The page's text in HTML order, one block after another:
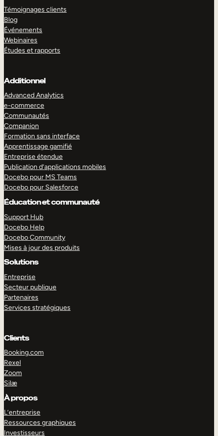
Témoignages clients
Blog
Événements
Webinaires
Études et rapports
Additionnel
Advanced Analytics
e-commerce
Communautés
Companion
Formation sans interface
Apprentissage gamifié
Entreprise étendue
Publication d’applications mobiles
Docebo pour MS Teams
Docebo pour Salesforce
Éducation et communauté
Support Hub
Docebo Help
Docebo Community
Mises à jour des produits
Solutions
Entreprise
Secteur publique
Partenaires
Services stratégiques
Clients
Booking.com
Rexel
Zoom
Silæ
À propos
L’entreprise
Ressources graphiques
Investisseurs